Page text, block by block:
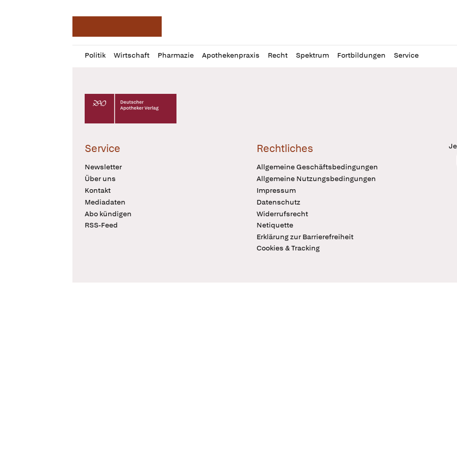
Politik Wirtschaft Pharmazie Apothekenpraxis Recht Spektrum Fortbildungen Service
Profil
öffnen
Daz
Pur
Deutscher Apotheker Verlag Logo
Service
Newsletter
Über uns
Kontakt
Mediadaten
Abo kündigen
RSS-Feed
Rechtliches
Allgemeine Geschäftsbedingungen
Allgemeine Nutzungsbedingungen
Impressum
Datenschutz
Widerrufsrecht
Netiquette
Erklärung zur Barrierefreiheit
Cookies & Tracking